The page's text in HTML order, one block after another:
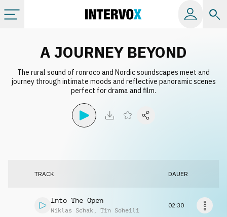
Alle Alben
A JOURNEY BEYOND
The rural sound of ronroco and Nordic soundscapes meet and
journey through intimate moods and reflective panoramic scenes
perfect for drama and film.
TRACK DAUER
Into The Open
Niklas Schak , Tin Soheili
02:30